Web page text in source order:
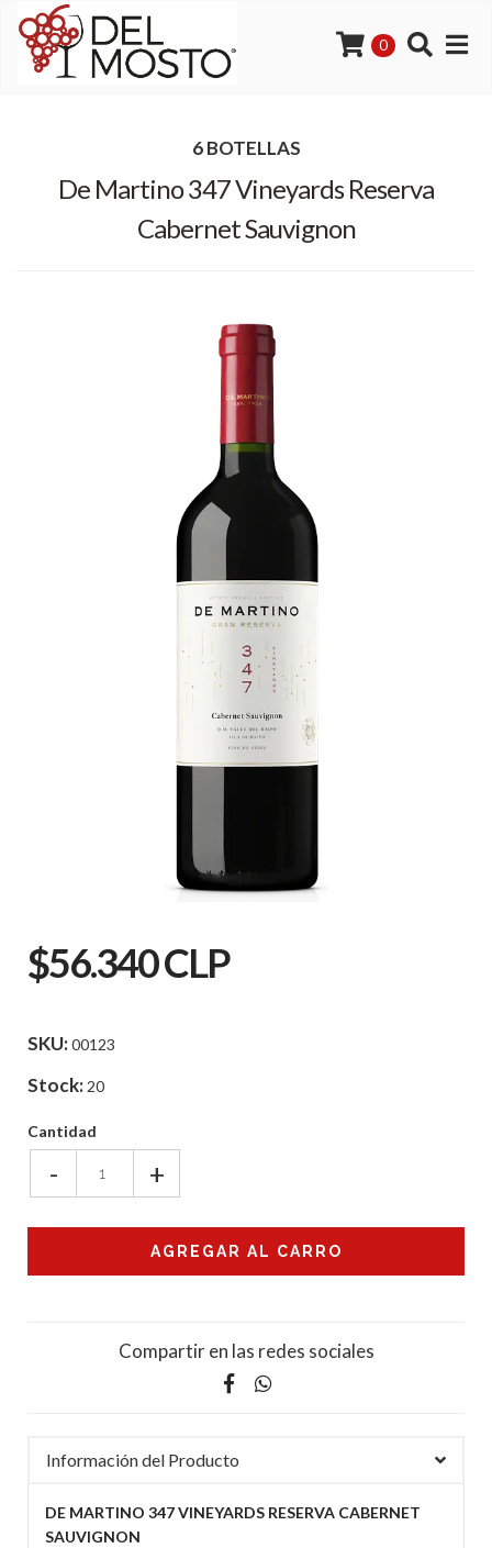
0
6 BOTELLAS
De Martino 347 Vineyards Reserva
Cabernet Sauvignon
$56.340 CLP
SKU:00123
Stock: 20
Cantidad
- +
Compartir en las redes sociales
Información del Producto
DE MARTINO 347 VINEYARDS RESERVA CABERNET
SAUVIGNON